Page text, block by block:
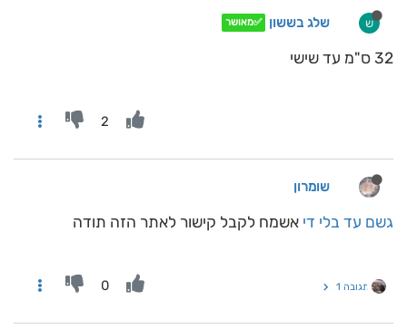
ש שלג בששון ✅מאושר
32 ס"מ עד שישי
2
שומרון
גשם עד בלי די אשמח לקבל קישור לאתר הזה תודה
תגובה 1 0